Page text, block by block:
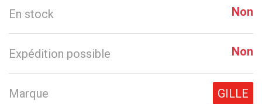
En stock Non
Expédition possible Non
Marque GILLE